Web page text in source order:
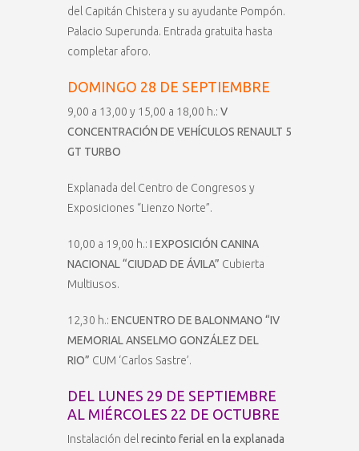
del Capitán Chistera y su ayudante Pompón.
Palacio Superunda. Entrada gratuita hasta
completar aforo.
DOMINGO 28 DE SEPTIEMBRE
9,00 a 13,00 y 15,00 a 18,00 h.: V
CONCENTRACIÓN DE VEHÍCULOS RENAULT 5
GT TURBO
Explanada del Centro de Congresos y
Exposiciones “Lienzo Norte”.
10,00 a 19,00 h.: I EXPOSICIÓN CANINA
NACIONAL “CIUDAD DE ÁVILA” Cubierta
Multiusos.
12,30 h.: ENCUENTRO DE BALONMANO “IV
MEMORIAL ANSELMO GONZÁLEZ DEL
RIO” CUM ‘Carlos Sastre’.
DEL LUNES 29 DE SEPTIEMBRE
AL MIÉRCOLES 22 DE OCTUBRE
Instalación del recinto ferial en la explanada